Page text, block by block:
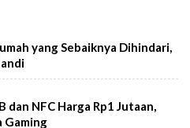
yang Sebaiknya Dihindari,
dan NFC Harga Rp1 Jutaan,
Gaming